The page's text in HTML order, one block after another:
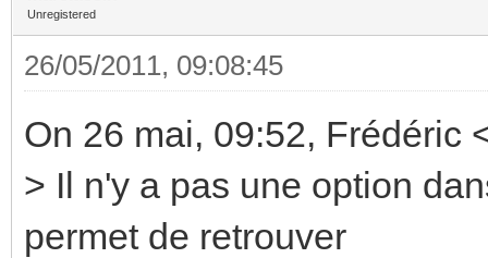
Unregistered
26/05/2011, 09:08:45
On 26 mai, 09:52, Frédéric
> Il n'y a pas une option
permet de retrouver